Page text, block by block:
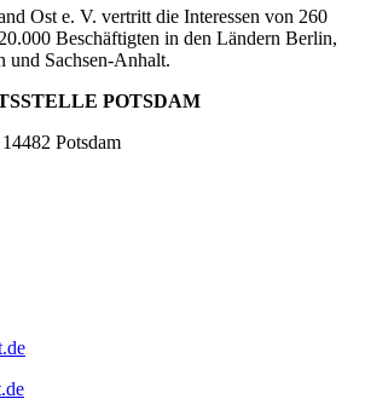
Ost e. V. vertritt die Interessen von 260
Beschäftigten in den Ländern Berlin,
und Sachsen-Anhalt.
POTSDAM
Potsdam